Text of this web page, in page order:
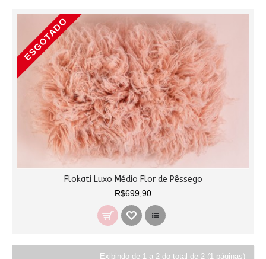
ESGOTADO
Flokati Luxo Médio Flor de Pêssego
R$699,90
Exibindo de 1 a 2 do total de 2 (1 páginas)